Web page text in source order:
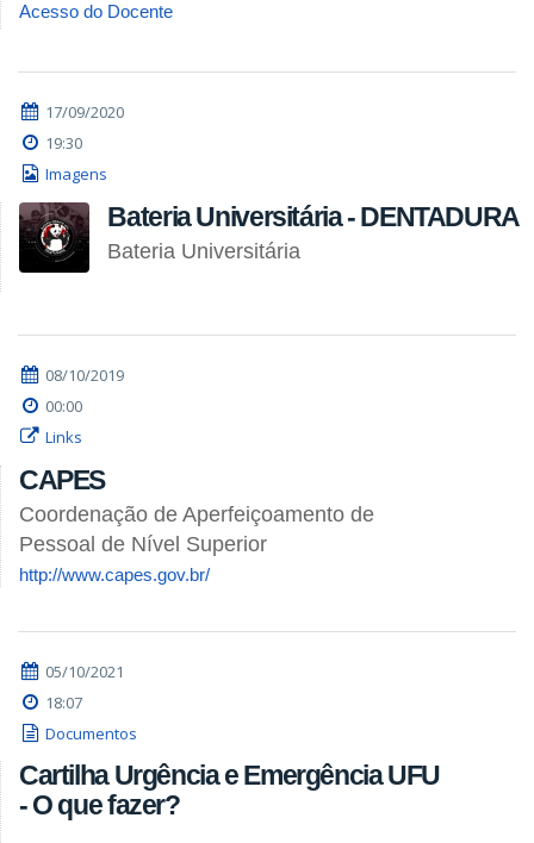
Acesso do Docente
17/09/2020
19:30
Imagens
Bateria Universitária - DENTADURA
Bateria Universitária
08/10/2019
00:00
Links
CAPES
Coordenação de Aperfeiçoamento de
Pessoal de Nível Superior
http://www.capes.gov.br/
05/10/2021
18:07
Documentos
Cartilha Urgência e Emergência UFU
- O que fazer?